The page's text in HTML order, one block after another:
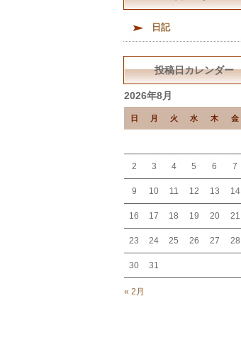
日記
投稿日カレンダー
2026年8月
日 月 火 水 木 金
« 2月
2 3 4 5 6 7
9 10 11 12 13 14
16 17 18 19 20 21
23 24 25 26 27 28
30 31